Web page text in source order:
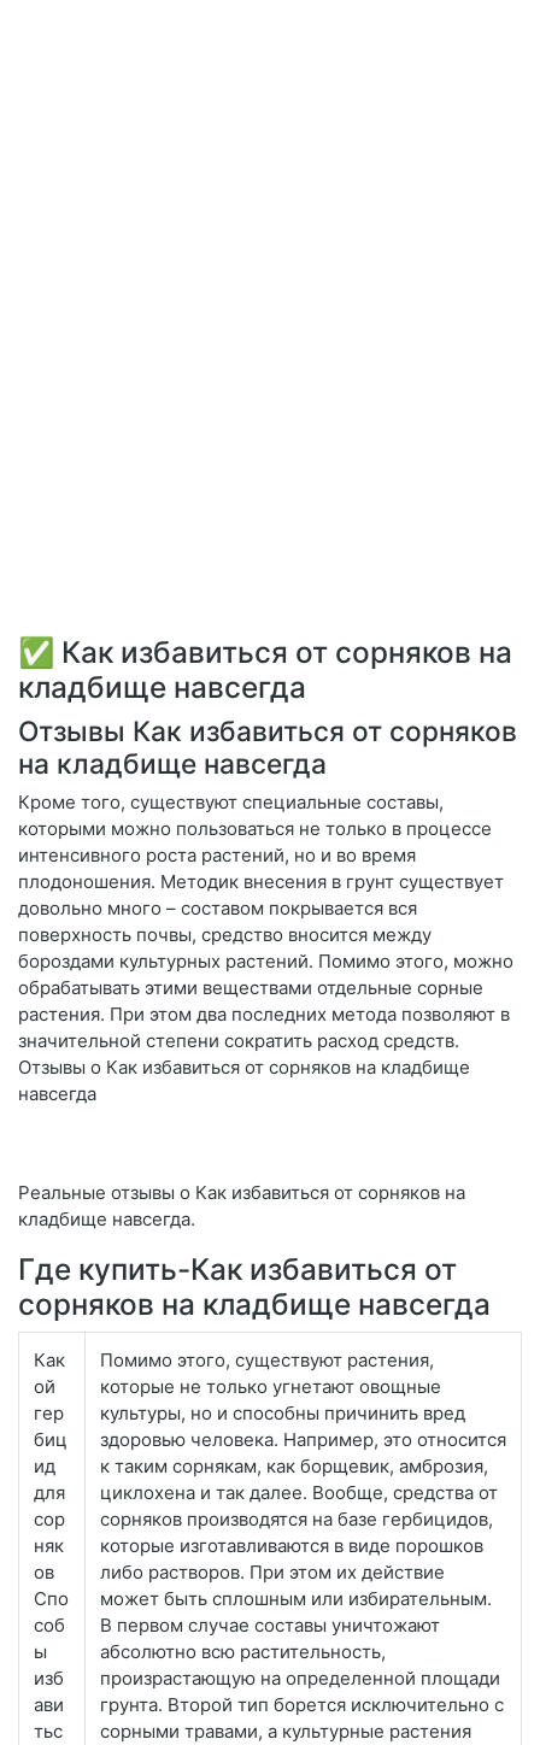
✅ Как избавиться от сорняков на
кладбище навсегда
Отзывы Как избавиться от сорняков
на кладбище навсегда
Кроме того, существуют специальные составы,
которыми можно пользоваться не только в процессе
интенсивного роста растений, но и во время
плодоношения. Методик внесения в грунт существует
довольно много – составом покрывается вся
поверхность почвы, средство вносится между
бороздами культурных растений. Помимо этого, можно
обрабатывать этими веществами отдельные сорные
растения. При этом два последних метода позволяют в
значительной степени сократить расход средств.
Отзывы о Как избавиться от сорняков на кладбище
навсегда
Реальные отзывы о Как избавиться от сорняков на
кладбище навсегда.
Где купить-Как избавиться от
сорняков на кладбище навсегда
Как
ой
гер
биц
ид
для
сор
няк
ов
Спо
соб
ы
изб
ави
тьс
Помимо этого, существуют растения,
которые не только угнетают овощные
культуры, но и способны причинить вред
здоровью человека. Например, это относится
к таким сорнякам, как борщевик, амброзия,
циклохена и так далее. Вообще, средства от
сорняков производятся на базе гербицидов,
которые изготавливаются в виде порошков
либо растворов. При этом их действие
может быть сплошным или избирательным.
В первом случае составы уничтожают
абсолютно всю растительность,
произрастающую на определенной площади
грунта. Второй тип борется исключительно с
сорными травами, а культурные растения